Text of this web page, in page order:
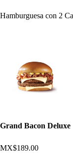
Hamburguesa con 2
Grand Bacon Deluxe
MX$189.00